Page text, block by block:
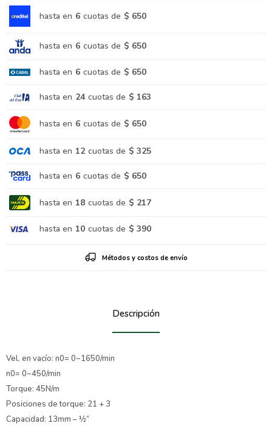
hasta en 6 cuotas de $ 650
hasta en 6 cuotas de $ 650
hasta en 6 cuotas de $ 650
hasta en 24 cuotas de $ 163
hasta en 6 cuotas de $ 650
hasta en 12 cuotas de $ 325
hasta en 6 cuotas de $ 650
hasta en 18 cuotas de $ 217
hasta en 10 cuotas de $ 390
Métodos y costos de envío
Descripción
Vel. en vacío: n0= 0~1650/min
n0= 0~450/min
Torque: 45N/m
Posiciones de torque: 21 + 3
Capacidad: 13mm – ½”